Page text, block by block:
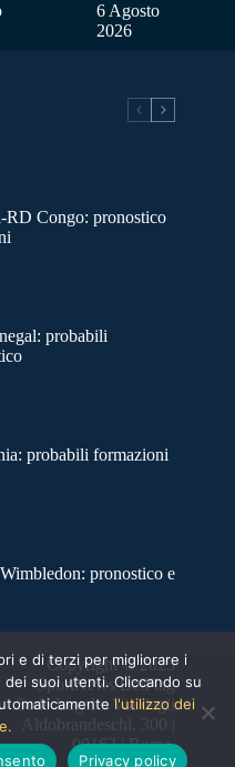
6 Agosto
2026
Congo: pronostico
probabili
probabili formazioni
pronostico e
Copyright © 2025
SportNews BetFlag
Sede Legale: Via degli
Aldobrandeschi, 300 |
00163 | Roma
e di terzi per migliorare i
suoi utenti. Cliccando su
l'utilizzo dei
Privacy policy